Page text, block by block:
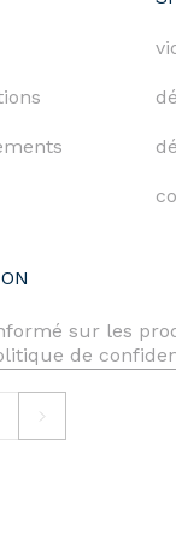
sur les
de